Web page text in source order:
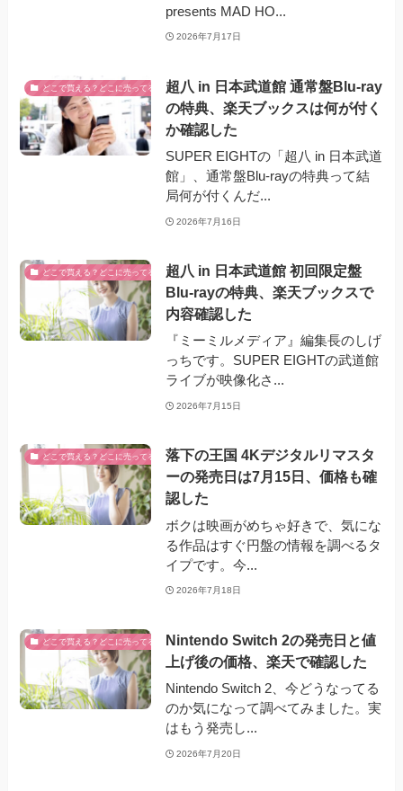
presents MAD HO...
2026年7月17日
どこで買える？どこに売ってる？
超八 in 日本武道館 通常盤Blu-ray
の特典、楽天ブックスは何が付く
か確認した
SUPER EIGHTの「超八 in 日本武道
館」、通常盤Blu-rayの特典って結
局何が付くんだ...
2026年7月16日
どこで買える？どこに売ってる？
超八 in 日本武道館 初回限定盤
Blu-rayの特典、楽天ブックスで
内容確認した
『ミーミルメディア』編集長のしげ
っちです。SUPER EIGHTの武道館
ライブが映像化さ...
2026年7月15日
どこで買える？どこに売ってる？
落下の王国 4Kデジタルリマスタ
ーの発売日は7月15日、価格も確
認した
ボクは映画がめちゃ好きで、気にな
る作品はすぐ円盤の情報を調べるタ
イプです。今...
2026年7月18日
どこで買える？どこに売ってる？
Nintendo Switch 2の発売日と値
上げ後の価格、楽天で確認した
Nintendo Switch 2、今どうなってる
のか気になって調べてみました。実
はもう発売し...
2026年7月20日